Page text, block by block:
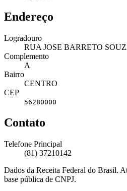
Endereço
Logradouro
RUA JOSE BARRETO
Complemento
A
Bairro
CENTRO
CEP
56280000
Contato
Telefone Principal
(81) 37210142
Dados da Receita Federal do Brasil.
base pública de CNPJ.